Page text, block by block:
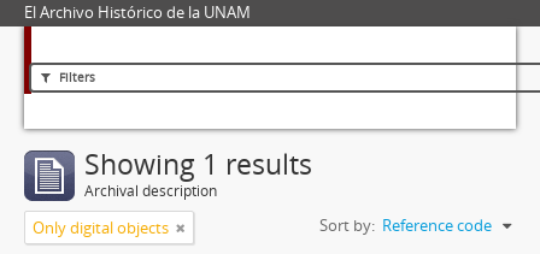
El Archivo Histórico de la UNAM
Filters
Showing 1 results
Archival description
Only digital objects Sort by: Reference code